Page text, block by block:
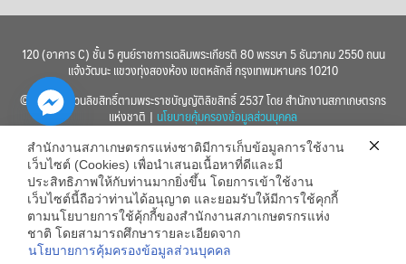
120 (อาคาร C) ชั้น 5 ศูนย์ราชการเฉลิมพระเกียรติ 80 พรรษา 5 ธันวาคม 2550 ถนน
แจ้งวัฒนะ แขวงทุ่งสองห้อง เขตหลักสี่ กรุงเทพมหานคร 10210
© 2560 สงวนลิขสิทธิ์ตามพระราชบัญญัติลิขสิทธิ์ 2537 โดย สำนักงานสภาเกษตรกร
แห่งชาติ | นโยบายคุ้มครองข้อมูลส่วนบุคคล
สำนักงานสภาเกษตรกรแห่งชาติมีการเก็บข้อมูลการใช้งาน
เว็บไซต์ (Cookies) เพื่อนำเสนอเนื้อหาที่ดีและมี
ประสิทธิภาพให้กับท่านมากยิ่งขึ้น โดยการเข้าใช้งาน
เว็บไซต์นี้ถือว่าท่านได้อนุญาต และยอมรับให้มีการใช้คุกกี้
ตามนโยบายการใช้คุ้กกี้ของสำนักงานสภาเกษตรกรแห่ง
ชาติ โดยสามารถศึกษารายละเอียดจาก
นโยบายการคุ้มครองข้อมูลส่วนบุคคล
Hide
chaty